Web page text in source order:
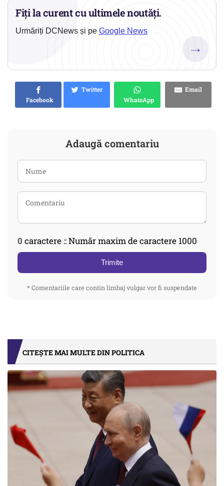
Fiți la curent cu ultimele noutăți.
Urmăriți DCNews și pe Google News
→
Facebook
Twitter
WhatsApp
Email
Adaugă comentariu
0 caractere :: Număr maxim de caractere 1000
Trimite
* Comentariile care contin limbaj vulgar vor fi suspendate
CITEȘTE MAI MULTE DIN POLITICA